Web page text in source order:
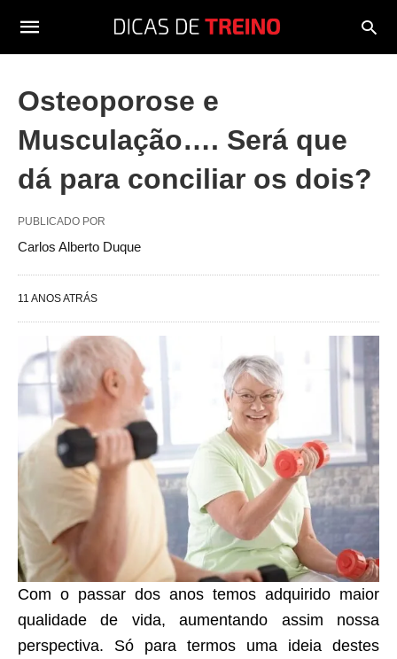
Osteoporose e
Musculação…. Será que
dá para conciliar os dois?
PUBLICADO POR
Carlos Alberto Duque
11 ANOS ATRÁS
Com o passar dos anos temos adquirido maior
qualidade de vida, aumentando assim nossa
perspectiva. Só para termos uma ideia destes